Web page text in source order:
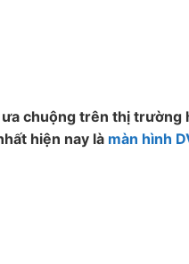
chuộng trên thị
hiện nay là màn hình